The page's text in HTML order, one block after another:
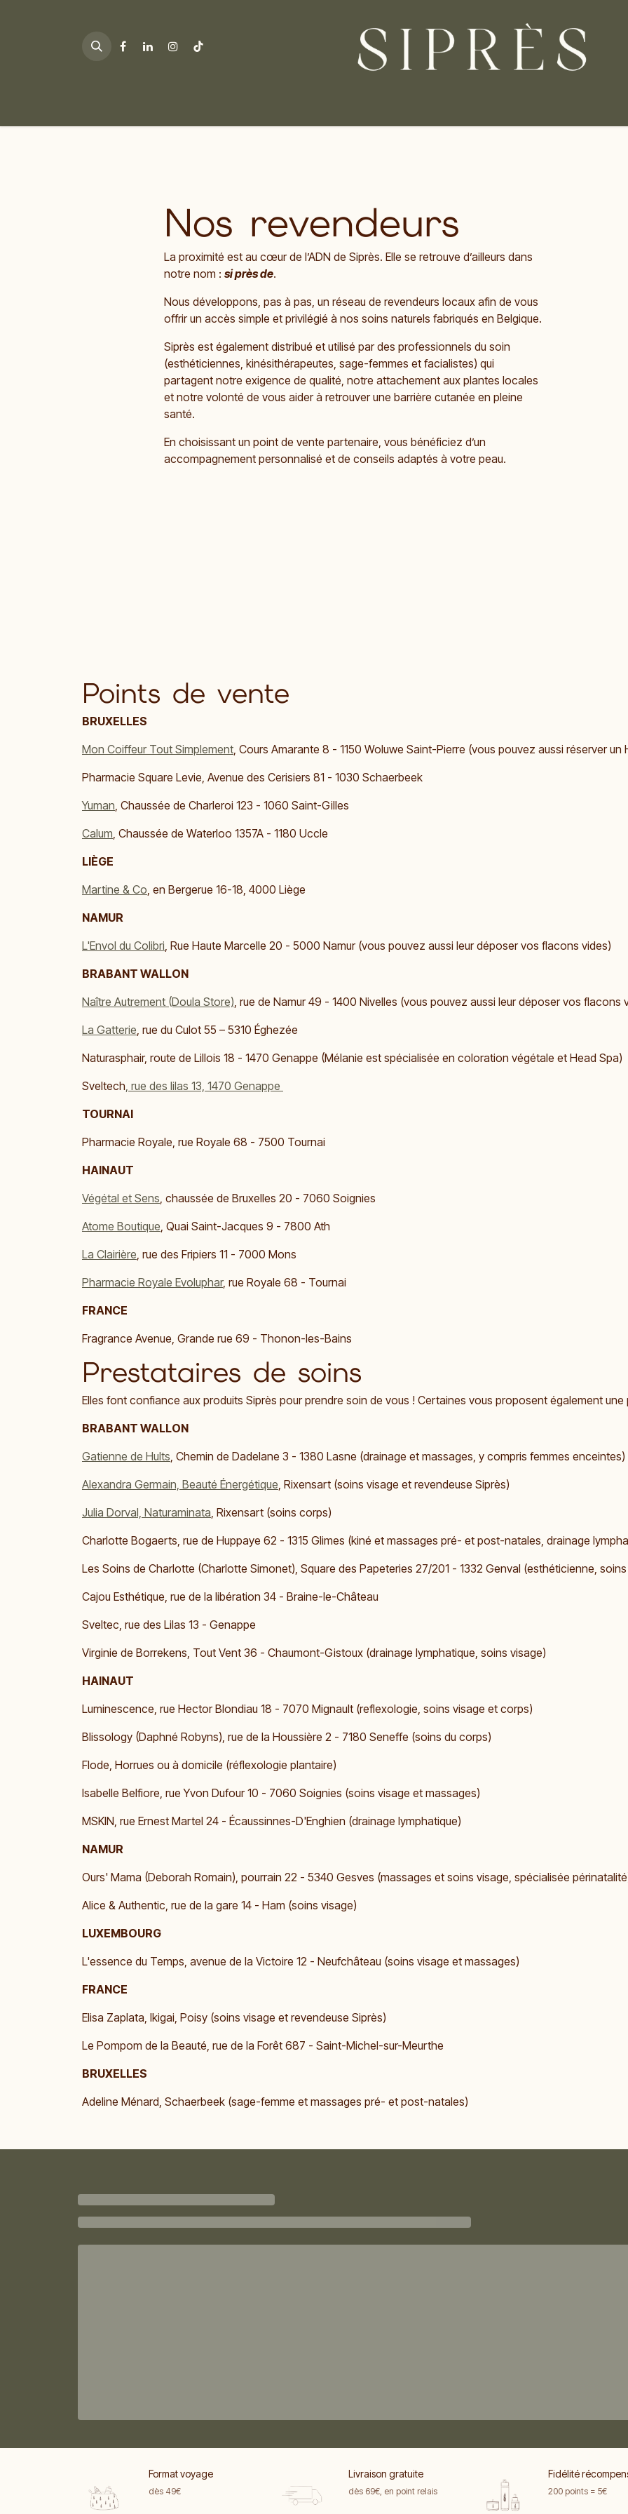
Nos revendeurs
La proximité est au cœur de l’ADN de Siprès. Elle se retrouve d’ailleurs dans
notre nom : si près de.
Nous développons, pas à pas, un réseau de revendeurs locaux afin de vous
offrir un accès simple et privilégié à nos soins naturels fabriqués en Belgique.
Siprès est également distribué et utilisé par des professionnels du soin
(esthéticiennes, kinésithérapeutes, sage-femmes et facialistes) qui
partagent notre exigence de qualité, notre attachement aux plantes locales
et notre volonté de vous aider à retrouver une barrière cutanée en pleine
santé.
En choisissant un point de vente partenaire, vous bénéficiez d’un
accompagnement personnalisé et de conseils adaptés à votre peau.
Points de vente
BRUXELLES
Mon Coiffeur Tout Simplement, Cours Amarante 8 - 1150 Woluwe Saint-Pierre (vous pouvez aussi réserver un
Pharmacie Square Levie, Avenue des Cerisiers 81 - 1030 Schaerbeek
Yuman, Chaussée de Charleroi 123 - 1060 Saint-Gilles
Calum, Chaussée de Waterloo 1357A - 1180 Uccle
LIÈGE
Martine & Co​, en Bergerue 16-18, 4000 Liège
NAMUR
​L'Envol du Colibri, Rue Haute Marcelle 20 - 5000 Namur (vous pouvez aussi leur déposer vos flacons vides)
BRABANT WALLON
​Naître Autrement (Doula Store), rue de Namur 49 - 1400 Nivelles (vous pouvez aussi leur déposer vos flacons
La Gatterie, rue du Culot 55 – 5310 Éghezée
Naturasphair, route de Lillois 18 - 1470 Genappe (Mélanie est spécialisée en coloration végétale et Head Spa)
Sveltech, rue des lilas 13, 1470 Genappe
TOURNAI
Pharmacie Royale, rue Royale 68 - 7500 Tournai
HAINAUT
Végétal et Sens, chaussée de Bruxelles 20 - 7060 Soignies
Atome Boutique, Quai Saint-Jacques 9 - 7800 Ath
La Clairière, rue des Fripiers 11 - 7000 Mons
Pharmacie Royale Evoluphar, rue Royale 68 - Tournai
FRANCE
Fragrance Avenue, Grande rue 69 - Thonon-les-Bains
Prestataires de soins
Elles font confiance aux produits Siprès pour prendre soin de vous ! Certaines vous proposent également
BRABANT WALLON
Gatienne de Hults, Chemin de Dadelane 3 - 1380 Lasne (drainage et massages, y compris femmes enceintes)
Alexandra Germain​, Beauté Énergétique, Rixensart (soins visage et revendeuse Siprès)
Julia Dorval, Naturaminata, Rixensart (soins corps)
Charlotte Bogaerts, rue de Huppaye 62 - 1315 Glimes (kiné et massages pré- et post-natales, drainage
Les Soins de Charlotte (Charlotte Simonet), Square des Papeteries 27/201 - 1332 Genval (esthéticienne,
Cajou Esthétique, rue de la libération 34 - Braine-le-Château
Sveltec, rue des Lilas 13 - Genappe
Virginie de Borrekens, Tout Vent 36 - Chaumont-Gistoux (drainage lymphatique, soins visage)
HAINAUT
​Luminescence, rue Hector Blondiau 18 - 7070 Mignault (reflexologie, soins visage et corps)
Blissology (Daphné Robyns), rue de la Houssière 2 - 7180 Seneffe (soins du corps)
Flode, Horrues ou à domicile (réflexologie plantaire)
Isabelle Belfiore, rue Yvon Dufour 10 - 7060 Soignies (soins visage et massages)
MSKIN, rue Ernest Martel 24 - Écaussinnes-D'Enghien (drainage lymphatique)
NAMUR
Ours' Mama (Deborah Romain), pourrain 22 - 5340 Gesves (massages et soins visage, spécialisée
Alice & Authentic, rue de la gare 14 - Ham (soins visage)
LUXEMBOURG
L'essence du Temps, avenue de la Victoire 12 - Neufchâteau (soins visage et massages)
FRANCE
​Elisa Zaplata, Ikigai, Poisy (soins visage et revendeuse Siprès)
Le Pompom de la Beauté, rue de la Forêt 687 - Saint-Michel-sur-Meurthe
BRUXELLES
Adeline Ménard, Schaerbeek (sage-femme et massages pré- et post-natales)
Format voyage
dès 49€
Livraison gratuite
dès 69€, en point relais
Fidélité
200 points = 5€